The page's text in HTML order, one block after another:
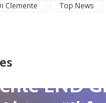
Clemente Top News
Serie D,